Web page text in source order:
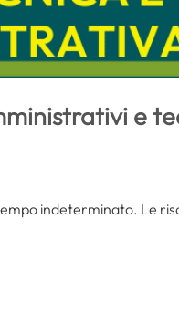
e
indeterminato. Le